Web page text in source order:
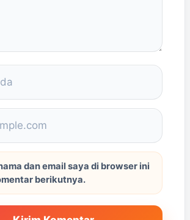
dan email saya di browser ini
berikutnya.